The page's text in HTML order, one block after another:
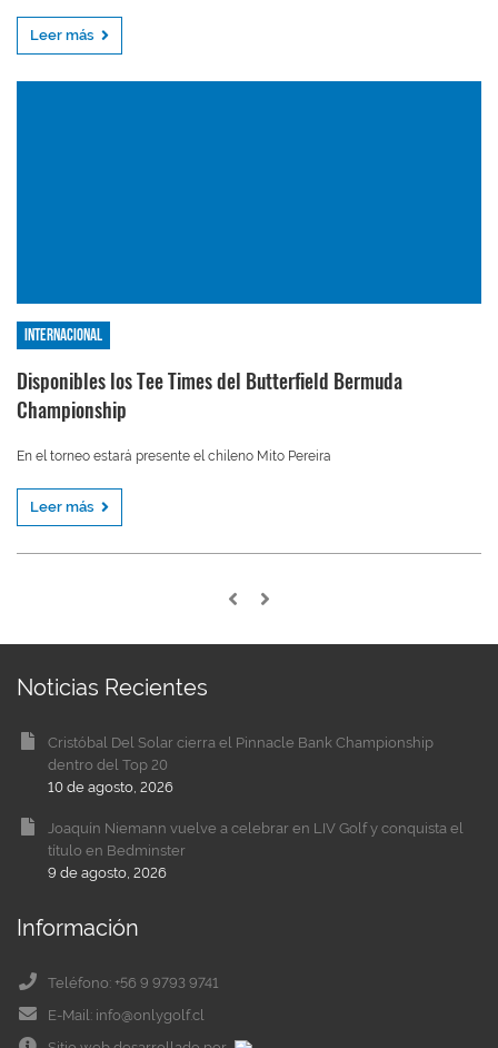
Leer más
Internacional
Disponibles los Tee Times del Butterfield Bermuda
Championship
En el torneo estará presente el chileno Mito Pereira
Leer más
Noticias Recientes
Cristóbal Del Solar cierra el Pinnacle Bank Championship
dentro del Top 20
10 de agosto, 2026
Joaquín Niemann vuelve a celebrar en LIV Golf y conquista el
título en Bedminster
9 de agosto, 2026
Información
Teléfono: +56 9 9793 9741
E-Mail: info@onlygolf.cl